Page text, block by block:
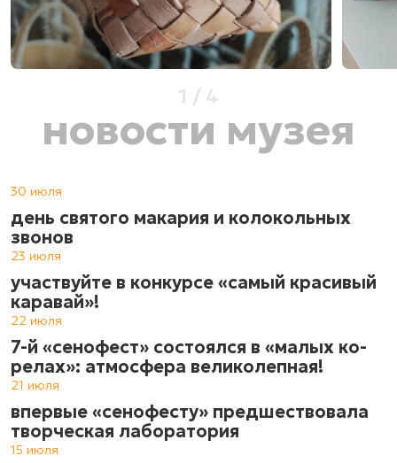
1 / 4
новости музея
30 июля
день святого макария и колокольных
звонов
23 июля
участвуйте в конкурсе «самый красивый
каравай»!
22 июля
7-й «сенофест» состоялся в «ма­лых ко­
ре­лах»: атмос­фе­ра ве­ли­ко­леп­ная!
21 июля
впервые «сенофесту» предшествовала
творческая лаборатория
15 июля